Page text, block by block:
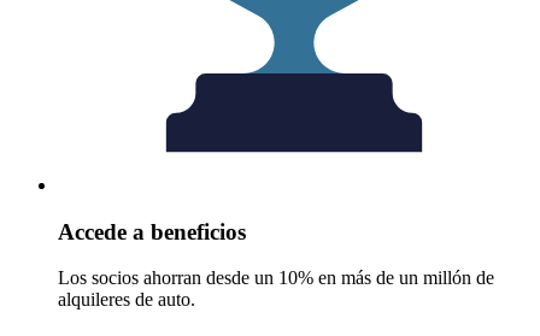
Accede a beneficios
Los socios ahorran desde un 10% en más de un millón de
alquileres de auto.